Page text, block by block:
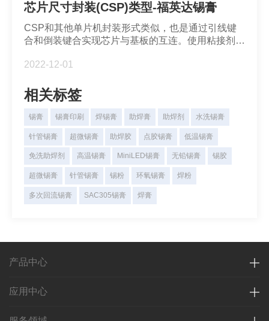
芯片尺寸封装(CSP)类型-福英达锡膏
CSP和其他单片机封装形式类似，也是通过引线键
合和倒装键合实现芯片与基板的互连。使用粘接剂将
CSP, 刚性基板CSP，柔性基板CSP和晶圆级CSP。
2022-12-01
相关标签
锡膏 锡膏印刷 焊锡膏 助焊膏 助焊剂 水洗锡膏
针管锡膏 超微锡膏 助焊胶 点胶锡膏 低温锡膏
免洗助焊剂 高温锡膏 MiniLED锡膏 无铅锡膏 锡胶
超微锡膏 针管锡膏 锡粉 环氧锡膏 焊粉
多次回流锡膏 SAC305锡膏 焊膏
产品中心
应用中心